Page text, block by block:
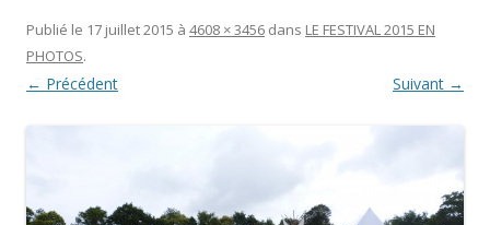
Publié le 17 juillet 2015 à 4608 × 3456 dans LE FESTIVAL 2015 EN
PHOTOS.
← Précédent Suivant →